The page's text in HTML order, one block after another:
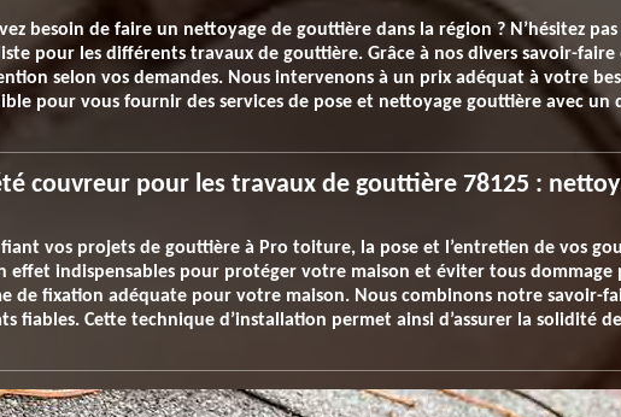
besoin de faire un nettoyage de gouttière dans la région ? N’hésitez
pour les différents travaux de gouttière. Grâce à nos divers savoir-
selon vos demandes. Nous intervenons à un prix adéquat à votre
pour vous fournir des services de pose et nettoyage gouttière avec
couvreur pour les travaux de gouttière 78125 :
vos projets de gouttière à Pro toiture, la pose et l’entretien de vos
effet indispensables pour protéger votre maison et éviter tous
de fixation adéquate pour votre maison. Nous combinons notre savoir-
fiables. Cette technique d’installation permet ainsi d’assurer la solidité